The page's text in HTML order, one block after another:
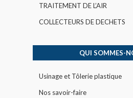
TRAITEMENT DE L’AIR
COLLECTEURS DE DECHETS
QUI SOMMES-
Usinage et Tôlerie plastique
Nos savoir-faire